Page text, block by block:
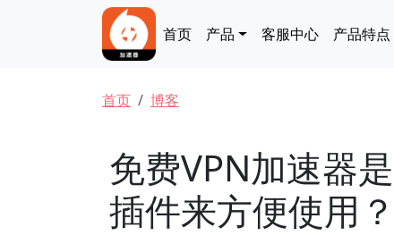
Main navigation
首页 产品 客服中心 产品特点
面包屑
首页 博客
免费VPN加速器
插件来方便使用？